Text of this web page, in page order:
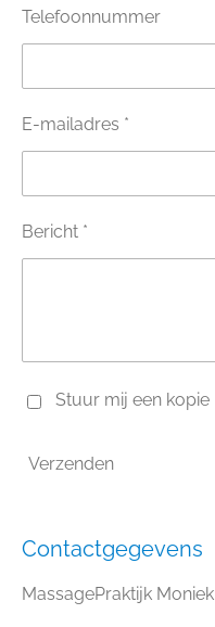
Telefoonnummer
E-mailadres *
Bericht *
Stuur mij een kopie
Verzenden
Contactgegevens
MassagePraktijk Moniek